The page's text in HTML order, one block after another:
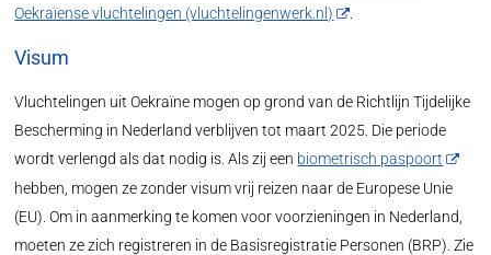
Oekraïense vluchtelingen (vluchtelingenwerk.nl)
Visum
Vluchtelingen uit Oekraïne mogen op grond van de Richtlijn Tijdelijke
Bescherming in Nederland verblijven tot maart 2025. Die periode
wordt verlengd als dat nodig is. Als zij een biometrisch paspoort
hebben, mogen ze zonder visum vrij reizen naar de Europese Unie
(EU). Om in aanmerking te komen voor voorzieningen in Nederland,
moeten ze zich registreren in de Basisregistratie Personen (BRP). Zie